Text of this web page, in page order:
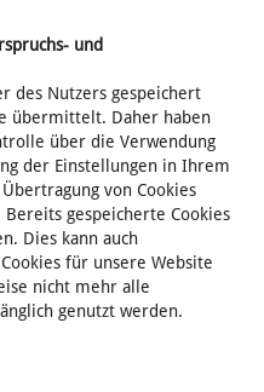
und
des Nutzers gespeichert
übermittelt. Daher haben
über die Verwendung
der Einstellungen in Ihrem
von Cookies
gespeicherte Cookies
Dies kann auch
für unsere Website
nicht mehr alle
genutzt werden.